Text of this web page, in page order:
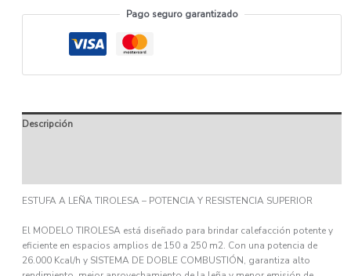
Pago seguro garantizado
Descripción
ESTUFA A LEÑA TIROLESA – POTENCIA Y RESISTENCIA SUPERIOR
El MODELO TIROLESA está diseñado para brindar calefacción potente y
eficiente en espacios amplios de 150 a 250 m2. Con una potencia de
26.000 Kcal/h y SISTEMA DE DOBLE COMBUSTIÓN, garantiza alto